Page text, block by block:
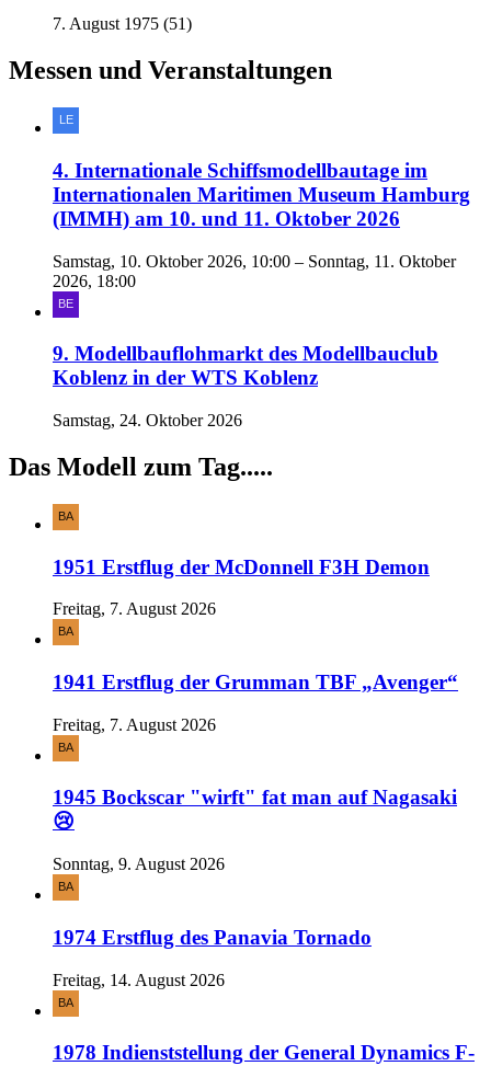
7. August 1975 (51)
Messen und Veranstaltungen
4. Internationale Schiffsmodellbautage im
Internationalen Maritimen Museum Hamburg
(IMMH) am 10. und 11. Oktober 2026
Samstag, 10. Oktober 2026, 10:00 – Sonntag, 11. Oktober
2026, 18:00
9. Modellbauflohmarkt des Modellbauclub
Koblenz in der WTS Koblenz
Samstag, 24. Oktober 2026
Das Modell zum Tag.....
1951 Erstflug der McDonnell F3H Demon
Freitag, 7. August 2026
1941 Erstflug der Grumman TBF „Avenger“
Freitag, 7. August 2026
1945 Bockscar "wirft" fat man auf Nagasaki
😢
Sonntag, 9. August 2026
1974 Erstflug des Panavia Tornado
Freitag, 14. August 2026
1978 Indienststellung der General Dynamics F-